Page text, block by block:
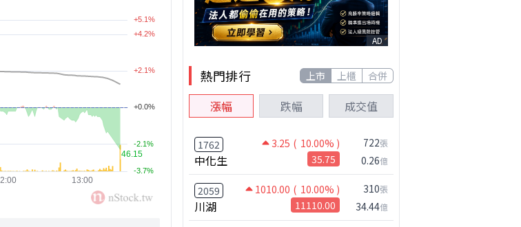
AD
熱門排行 上市 上櫃 合併
漲幅 跌幅 成交值
1762 3.25 ( 10.00% )
中化生 35.75
722張
0.26億
2059 1010.00 ( 10.00% )
川湖 11110.00
310張
34.44億